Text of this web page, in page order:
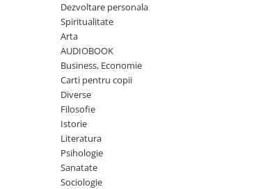
AUDIOBOOK
Business, Economie
Carti pentru copii
Dezvoltare personala
Spiritualitate
Arta
AUDIOBOOK
Business, Economie
Carti pentru copii
Diverse
Filosofie
Istorie
Literatura
Psihologie
Sanatate
Sociologie